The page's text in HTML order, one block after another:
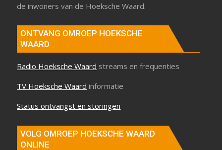
de inwoners van de Hoeksche Waard.
ONTVANG OMROEP HOEKSCHE
WAARD
Radio Hoeksche Waard streams en frequenties
TV Hoeksche Waard informatie
Status ontvangst en storingen
VOLG OMROEP HOEKSCHE WAARD
ONLINE